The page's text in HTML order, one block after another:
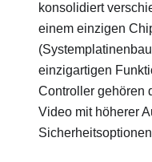
konsolidiert
einem einzigen
einzigartigen
Controller gehören
Video mit höherer